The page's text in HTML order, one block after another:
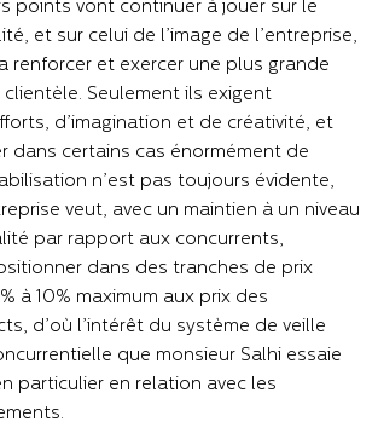
points vont continuer à jouer sur le
et sur celui de l’image de l’entreprise,
renforcer et exercer une plus grande
Seulement ils exigent
d’imagination et de créativité, et
dans certains cas énormément de
n’est pas toujours évidente,
veut, avec un maintien à un niveau
par rapport aux concurrents,
dans des tranches de prix
à 10% maximum aux prix des
d’où l’intérêt du système de veille
que monsieur Salhi essaie
particulier en relation avec les